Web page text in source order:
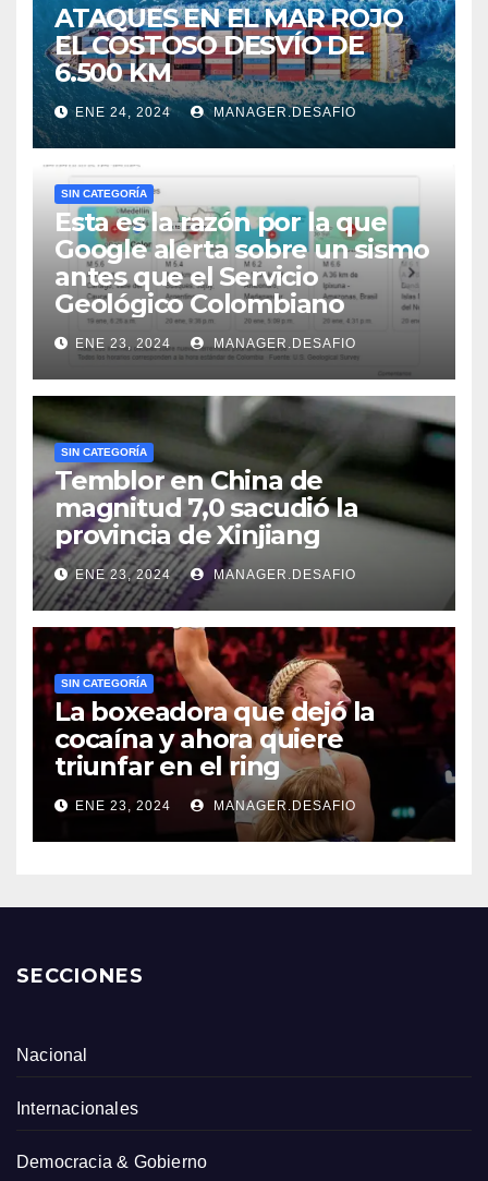
ATAQUES EN EL MAR ROJO
EL COSTOSO DESVÍO DE
6.500 KM
ENE 24, 2024 MANAGER.DESAFIO
SIN CATEGORÍA
Esta es la razón por la que
Google alerta sobre un sismo
antes que el Servicio
Geológico Colombiano
ENE 23, 2024 MANAGER.DESAFIO
SIN CATEGORÍA
Temblor en China de
magnitud 7,0 sacudió la
provincia de Xinjiang
ENE 23, 2024 MANAGER.DESAFIO
SIN CATEGORÍA
La boxeadora que dejó la
cocaína y ahora quiere
triunfar en el ring​
ENE 23, 2024 MANAGER.DESAFIO
SECCIONES
Nacional
Internacionales
Democracia & Gobierno